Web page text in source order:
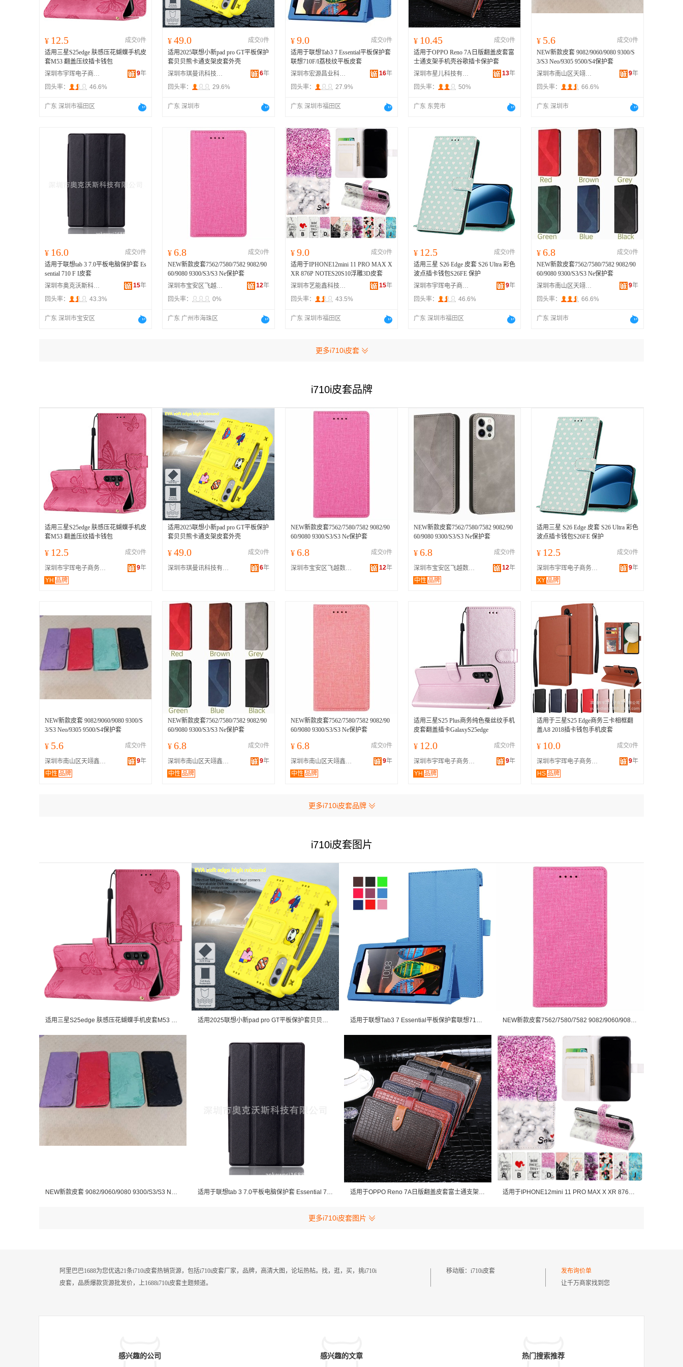
¥ 12.5
成交0件
适用三星S25edge 肤感压花蝴蝶手机皮
套M53 翻盖压纹插卡钱包
深圳市宇珲电子商务有限公司
9年
回头率：
46.6%
广东 深圳市福田区
¥ 49.0
成交0件
适用2025联想小新pad pro GT平板保护
套贝贝熊卡通支架皮套外壳
深圳市琪曼讯科技有限公司
6年
回头率：
29.6%
广东 深圳市
¥ 9.0
成交0件
适用于联想Tab3 7 Essential平板保护套
联想710F/I荔枝纹平板皮套
深圳市宏源昌业科技有限公司
16年
回头率：
27.9%
广东 深圳市福田区
¥ 10.45
成交0件
适用于OPPO Reno 7A日版翻盖皮套富
士通支架手机壳谷歌插卡保护套
深圳市星儿科技有限公司
13年
回头率：
50%
广东 东莞市
¥ 5.6
成交0件
NEW新款皮套 9082/9060/9080 9300/S
3/S3 Neo/9305 9500/S4保护套
深圳市南山区天翊鑫数码配件批发商行
9年
回头率：
66.6%
广东 深圳市
¥ 16.0
成交0件
适用于联想tab 3 7.0平板电脑保护套 Es
sential 710 F I皮套
深圳市奥克沃斯科技有限公司
15年
回头率：
43.3%
广东 深圳市宝安区
¥ 6.8
成交0件
NEW新款皮套7562/7580/7582 9082/90
60/9080 9300/S3/S3 Ne保护套
深圳市宝安区飞越数码通讯商行
12年
回头率：
0%
广东 广州市海珠区
¥ 9.0
成交0件
适用于IPHONE12mini 11 PRO MAX X
XR 876P NOTES20S10浮雕3D皮套
深圳市艺能鑫科技有限公司
15年
回头率：
43.5%
广东 深圳市福田区
¥ 12.5
成交0件
适用三星 S26 Edge 皮套 S26 Ultra 彩色
波点插卡钱包S26FE 保护
深圳市宇珲电子商务有限公司
9年
回头率：
46.6%
广东 深圳市福田区
¥ 6.8
成交0件
NEW新款皮套7562/7580/7582 9082/90
60/9080 9300/S3/S3 Ne保护套
深圳市南山区天翊鑫数码配件批发商行
9年
回头率：
66.6%
广东 深圳市
更多i710i皮套
i710i皮套品牌
适用三星S25edge 肤感压花蝴蝶手机皮
套M53 翻盖压纹插卡钱包
¥ 12.5 成交0件
深圳市宇珲电子商务有限公司 9年
YH 品牌
适用2025联想小新pad pro GT平板保护
套贝贝熊卡通支架皮套外壳
¥ 49.0 成交0件
深圳市琪曼讯科技有限公司 6年
NEW新款皮套7562/7580/7582 9082/90
60/9080 9300/S3/S3 Ne保护套
¥ 6.8 成交0件
深圳市宝安区飞越数码通讯商行 12年
NEW新款皮套7562/7580/7582 9082/90
60/9080 9300/S3/S3 Ne保护套
¥ 6.8 成交0件
深圳市宝安区飞越数码通讯商行 12年
中性 品牌
适用三星 S26 Edge 皮套 S26 Ultra 彩色
波点插卡钱包S26FE 保护
¥ 12.5 成交0件
深圳市宇珲电子商务有限公司 9年
XY 品牌
NEW新款皮套 9082/9060/9080 9300/S
3/S3 Neo/9305 9500/S4保护套
¥ 5.6 成交0件
深圳市南山区天翊鑫数码配件批发商行 9年
中性 品牌
NEW新款皮套7562/7580/7582 9082/90
60/9080 9300/S3/S3 Ne保护套
¥ 6.8 成交0件
深圳市南山区天翊鑫数码配件批发商行 9年
中性 品牌
NEW新款皮套7562/7580/7582 9082/90
60/9080 9300/S3/S3 Ne保护套
¥ 6.8 成交0件
深圳市南山区天翊鑫数码配件批发商行 9年
中性 品牌
适用三星S25 Plus商务纯色蚕丝纹手机
皮套翻盖插卡GalaxyS25edge
¥ 12.0 成交0件
深圳市宇珲电子商务有限公司 9年
YH 品牌
适用于三星S25 Edge商务三卡相框翻
盖A8 2018插卡钱包手机皮套
¥ 10.0 成交0件
深圳市宇珲电子商务有限公司 9年
HS 品牌
更多i710i皮套品牌
i710i皮套图片
适用三星S25edge 肤感压花蝴蝶手机皮套M53 翻盖压纹插卡钱包 适用2025联想小新pad pro GT平板保护套贝贝熊卡通支架皮套外壳 适用于联想Tab3 7 Essential平板保护套联想710F/I荔枝纹平板皮套 NEW新款皮套7562/7580/7582 9082/9060/9080 9300/S3/S3 Ne保护套
NEW新款皮套 9082/9060/9080 9300/S3/S3 Neo/9305 9500/S4保护套 适用于联想tab 3 7.0平板电脑保护套 Essential 710 F I皮套 适用于OPPO Reno 7A日版翻盖皮套富士通支架手机壳谷歌插卡保护套 适用于IPHONE12mini 11 PRO MAX X XR 876P NOTES20S10浮雕3D皮套
更多i710i皮套图片
阿里巴巴1688为您优选21条i710i皮套热销货源，包括i710i皮套厂家，品牌，高清大图，论坛热帖。找，逛，买，挑i710i
皮套，品质爆款货源批发价，上1688i710i皮套主题频道。
移动版： i710i皮套
发布询价单
让千万商家找到您
感兴趣的公司 感兴趣的文章 热门搜索推荐